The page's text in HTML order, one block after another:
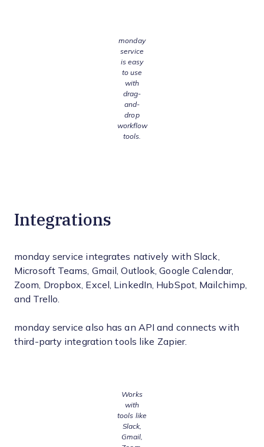
monday
service
is easy
to use
with
drag-
and-
drop
workflow
tools.
Integrations
monday service integrates natively with Slack,
Microsoft Teams, Gmail, Outlook, Google Calendar,
Zoom, Dropbox, Excel, LinkedIn, HubSpot, Mailchimp,
and Trello.
monday service also has an API and connects with
third-party integration tools like Zapier.
Works
with
tools like
Slack,
Gmail,